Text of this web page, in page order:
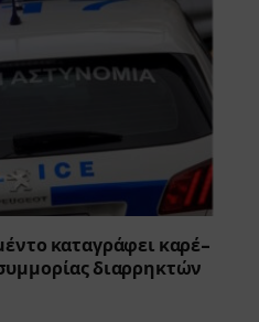
καταγράφει καρέ-
διαρρηκτών